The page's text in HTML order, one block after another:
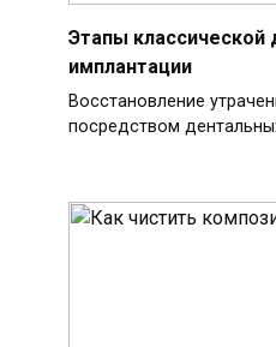
Этапы классической
имплантации
Восстановление
посредством